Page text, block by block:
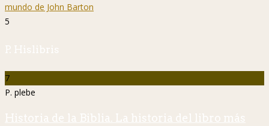
5
P. Hislibris
7
P. plebe
Historia de la Biblia. La historia del libro más